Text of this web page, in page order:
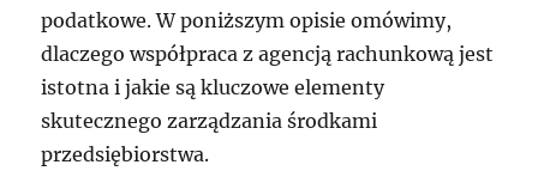
podatkowe. W poniższym opisie omówimy,
dlaczego współpraca z agencją rachunkową jest
istotna i jakie są kluczowe elementy
skutecznego zarządzania środkami
przedsiębiorstwa.